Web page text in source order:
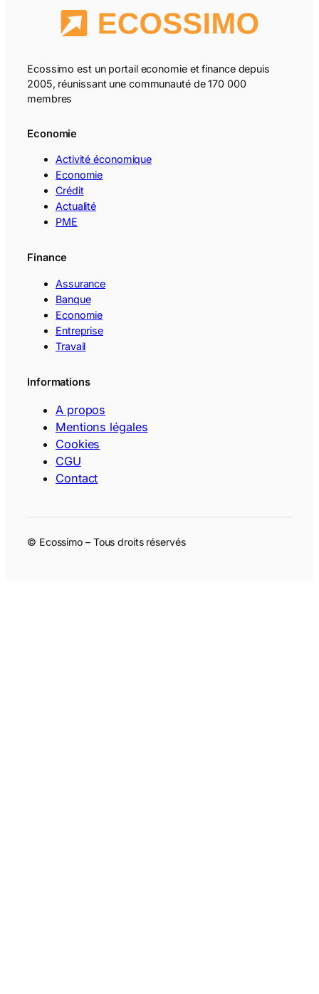
Ecossimo est un portail economie et finance depuis
2005, réunissant une communauté de 170 000
membres
Economie
Activité économique
Economie
Crédit
Actualité
PME
Finance
Assurance
Banque
Economie
Entreprise
Travail
Informations
A propos
Mentions légales
Cookies
CGU
Contact
© Ecossimo – Tous droits réservés